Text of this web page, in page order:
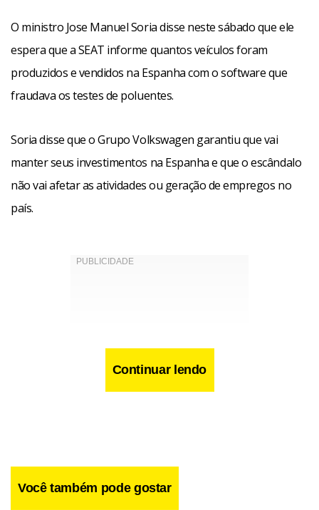
O ministro Jose Manuel Soria disse neste sábado que ele
espera que a SEAT informe quantos veículos foram
produzidos e vendidos na Espanha com o software que
fraudava os testes de poluentes.
Soria disse que o Grupo Volkswagen garantiu que vai
manter seus investimentos na Espanha e que o escândalo
não vai afetar as atividades ou geração de empregos no
país.
Continuar lendo
Você também pode gostar